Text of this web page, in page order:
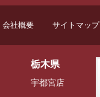
会社概要 サイトマップ
栃木県
宇都宮店